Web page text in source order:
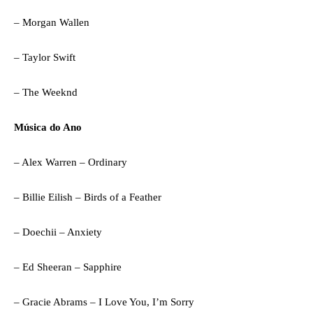
– Morgan Wallen
– Taylor Swift
– The Weeknd
Música do Ano
– Alex Warren – Ordinary
– Billie Eilish – Birds of a Feather
– Doechii – Anxiety
– Ed Sheeran – Sapphire
– Gracie Abrams – I Love You, I’m Sorry